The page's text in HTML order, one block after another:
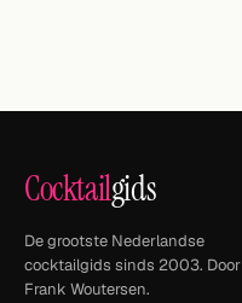
Cocktailgids
De grootste Nederlandse
cocktailgids sinds 2003. Door
Frank Woutersen.